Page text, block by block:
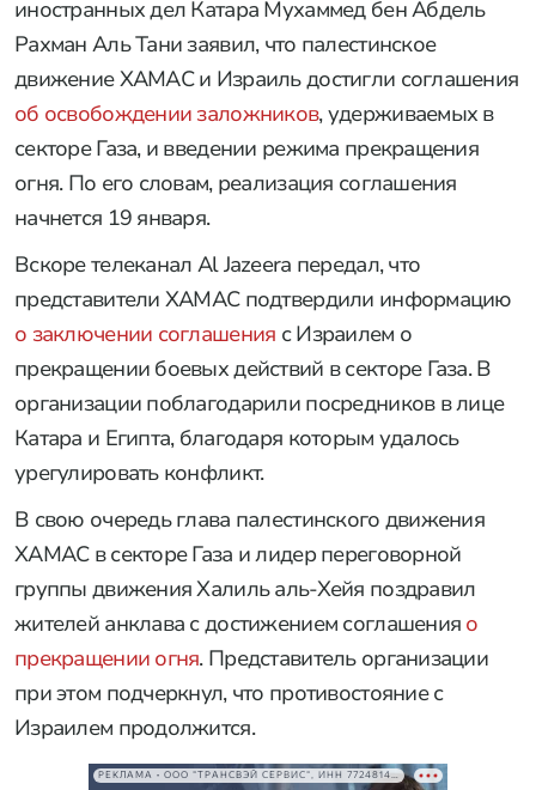
иностранных дел Катара Мухаммед бен Абдель
Рахман Аль Тани заявил, что палестинское
движение ХАМАС и Израиль достигли соглашения
об освобождении заложников, удерживаемых в
секторе Газа, и введении режима прекращения
огня. По его словам, реализация соглашения
начнется 19 января.
Вскоре телеканал Al Jazeera передал, что
представители ХАМАС подтвердили информацию
о заключении соглашения с Израилем о
прекращении боевых действий в секторе Газа. В
организации поблагодарили посредников в лице
Катара и Египта, благодаря которым удалось
урегулировать конфликт.
В свою очередь глава палестинского движения
ХАМАС в секторе Газа и лидер переговорной
группы движения Халиль аль-Хейя поздравил
жителей анклава с достижением соглашения о
прекращении огня. Представитель организации
при этом подчеркнул, что противостояние с
Израилем продолжится.
РЕКЛАМА • ООО "ТРАНСВЭЙ СЕРВИС", ИНН 7724814198